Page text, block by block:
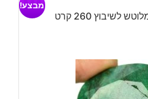
לשיבוץ 260 קרט
מבצע!